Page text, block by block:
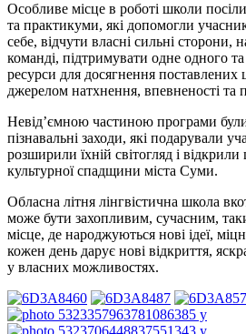
Особливе місце в роботі школи
та практикуми, які допомогли
себе, відчути власні сильні сторони,
команді, підтримувати одне одного
ресурси для досягнення поставлених
джерелом натхнення, впевненості та
Невід’ємною частиною програми були
пізнавальні заходи, які подарували
розширили їхній світогляд і відкрили
культурної спадщини міста Суми.
Обласна літня лінгвістична школа
може бути захопливим, сучасним,
місце, де народжуються нові ідеї,
кожен день дарує нові відкриття,
у власних можливостях.